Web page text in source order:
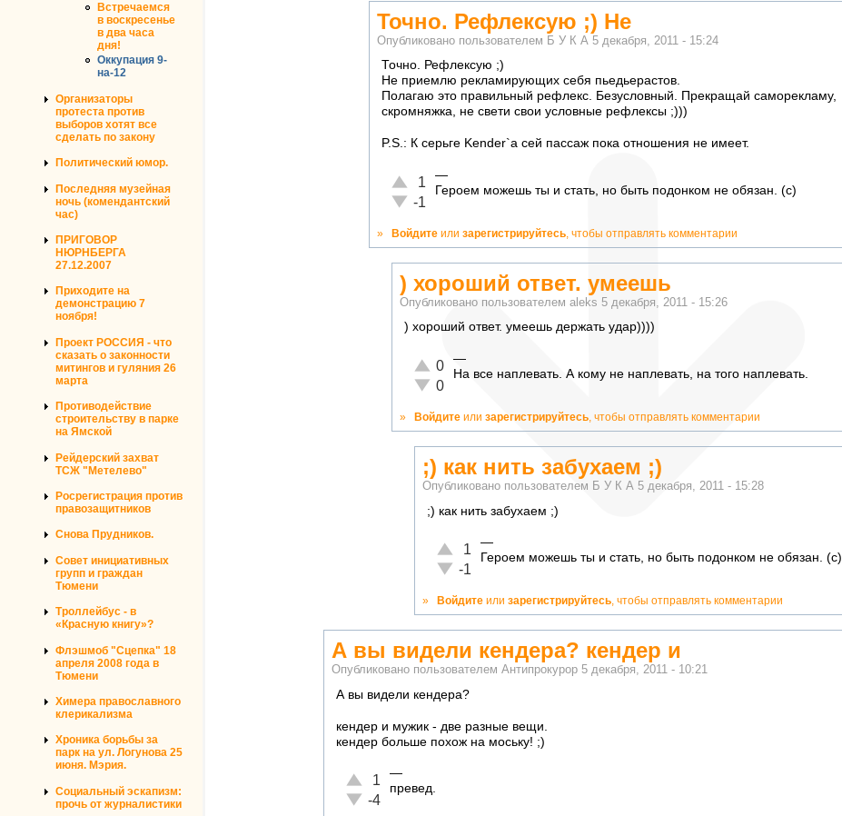
Встречаемся
в воскресенье
в два часа
дня!
Оккупация 9-
на-12
Организаторы
протеста против
выборов хотят все
сделать по закону
Политический юмор.
Последняя музейная
ночь (комендантский
час)
ПРИГОВОР
НЮРНБЕРГА
27.12.2007
Приходите на
демонстрацию 7
ноября!
Проект РОССИЯ - что
сказать о законности
митингов и гуляния 26
марта
Противодействие
строительству в парке
на Ямской
Рейдерский захват
ТСЖ "Метелево"
Росрегистрация против
правозащитников
Снова Прудников.
Совет инициативных
групп и граждан
Тюмени
Троллейбус - в
«Красную книгу»?
Флэшмоб "Сцепка" 18
апреля 2008 года в
Тюмени
Химера православного
клерикализма
Хроника борьбы за
парк на ул. Логунова 25
июня. Мэрия.
Социальный эскапизм:
прочь от журналистики
Точно. Рефлексую ;) Не
Опубликовано пользователем Б У К А 5 декабря, 2011 - 15:24
Точно. Рефлексую ;)
Не приемлю рекламирующих себя пьедьерастов.
Полагаю это правильный рефлекс. Безусловный. Прекращай саморекламу,
скромняжка, не свети свои условные рефлексы ;)))
P.S.: К серьге Kender`a сей пассаж пока отношения не имеет.
Отлично!
1
Неадекватно!
-1
—
Героем можешь ты и стать, но быть подонком не обязан. (с)
» Войдите или зарегистрируйтесь , чтобы отправлять комментарии
) хороший ответ. умеешь
Опубликовано пользователем aleks 5 декабря, 2011 - 15:26
) хороший ответ. умеешь держать удар))))
Отлично!
0
Неадекватно!
0
—
На все наплевать. А кому не наплевать, на того наплевать.
» Войдите или зарегистрируйтесь, чтобы отправлять комментарии
;) как нить забухаем ;)
Опубликовано пользователем Б У К А 5 декабря, 2011 - 15:28
;) как нить забухаем ;)
Отлично!
1
Неадекватно!
-1
—
Героем можешь ты и стать, но быть подонком не обязан. (с)
» Войдите или зарегистрируйтесь, чтобы отправлять комментарии
А вы видели кендера? кендер и
Опубликовано пользователем Антипрокурор 5 декабря, 2011 - 10:21
А вы видели кендера?
кендер и мужик - две разные вещи.
кендер больше похож на моську! ;)
Отлично!
1
Неадекватно!
-4
—
превед.